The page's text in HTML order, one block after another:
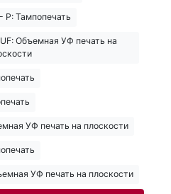
Р: Тампопечать
Объемная УФ печать на
УФ печать на плоскости
УФ печать на плоскости